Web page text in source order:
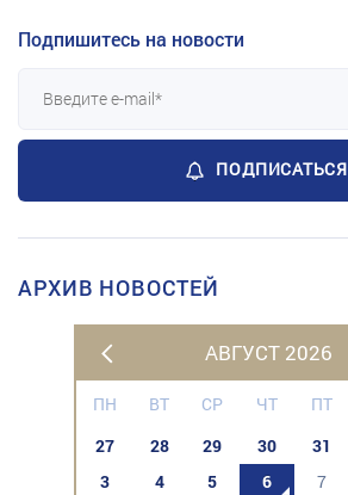
Подпишитесь на новости
ПОДПИСАТЬСЯ
АРХИВ НОВОСТЕЙ
АВГУСТ 2026
ПН ВТ СР ЧТ ПТ
27
28 29 30 31
3
4 5 6 7